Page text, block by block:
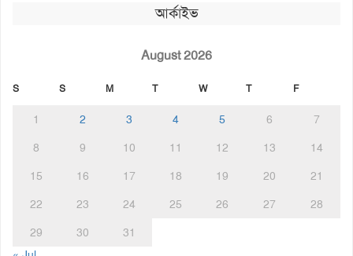
আর্কাইভ
August 2026
S S M T W T F
1 2 3 4 5 6
7
8
9 10 11 12 13
14
15
16 17 18 19 20
21
22
23 24 25 26 27
28
29
30
31